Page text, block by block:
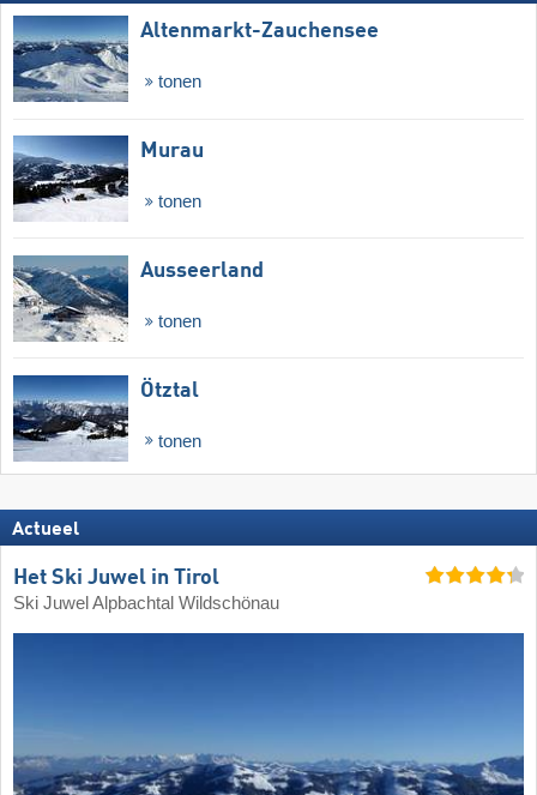
Altenmarkt-Zauchensee
tonen
Murau
tonen
Ausseerland
tonen
Ötztal
tonen
Actueel
Het Ski Juwel in Tirol
Ski Juwel Alpbachtal Wildschönau